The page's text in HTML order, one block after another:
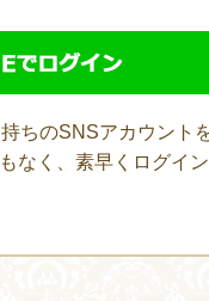
ちのSNSアカウント
なく、素早くログイ